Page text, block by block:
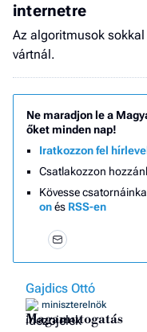
internetre
Az algoritmusok
vártnál.
Ne maradjon le a
őket minden nap!
Iratkozzon fel
Csatlakozzon
Kövesse
onés RSS-en
Gajdics Ottó
miniszterelnök
Magamutogatás